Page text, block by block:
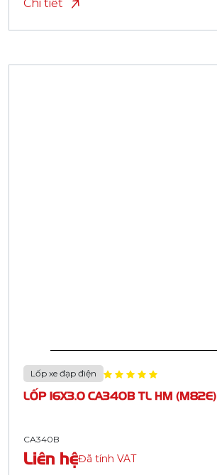
Chi tiết
Lốp xe đạp điện
LỐP 16X3.0 CA340B TL HM (M82E)
CA340B
Liên hệĐã tính VAT